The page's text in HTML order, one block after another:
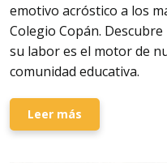
emotivo acróstico a los
Colegio Copán.
su labor es el motor de
comunidad educativa.
Leer más